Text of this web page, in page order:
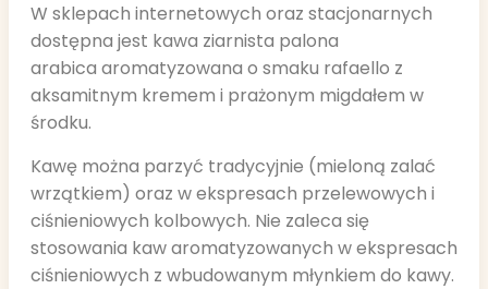
W sklepach internetowych oraz stacjonarnych
dostępna jest kawa ziarnista palona
arabica aromatyzowana o smaku rafaello z
aksamitnym kremem i prażonym migdałem w
środku.
Kawę można parzyć tradycyjnie (mieloną zalać
wrzątkiem) oraz w ekspresach przelewowych i
ciśnieniowych kolbowych. Nie zaleca się
stosowania kaw aromatyzowanych w ekspresach
ciśnieniowych z wbudowanym młynkiem do kawy.